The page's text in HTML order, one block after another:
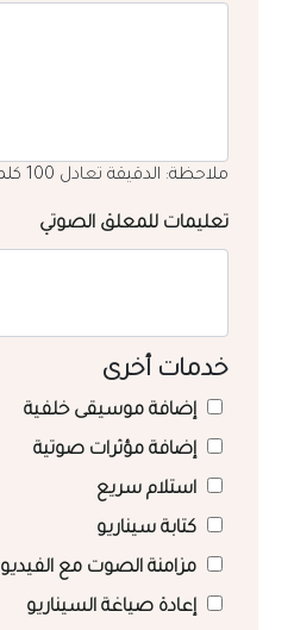
ملاحظة: الدقيقة تعادل 100 كلمة باللغة العربية
تعليمات للمعلق الصوتي
خدمات أخرى
إضافة موسيقى خلفية
إضافة مؤثرات صوتية
استلام سريع
كتابة سيناريو
مزامنة الصوت مع الفيديو
إعادة صياغة السيناريو